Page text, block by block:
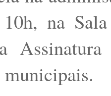
na
municipais.